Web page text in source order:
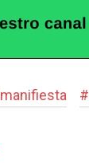
manifiesta #